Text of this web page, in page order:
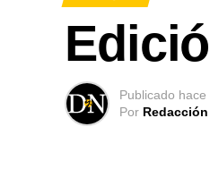
Publicado hace
Por Redacción